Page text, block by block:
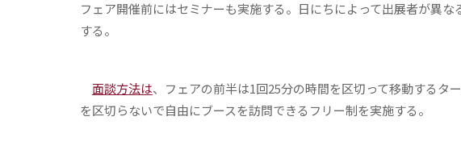
フェア開催前にはセミナーも実施する。日にちによって出展者が異な
する。
面談方法は、フェアの前半は1回25分の時間を区切って移動するタ
を区切らないで自由にブースを訪問できるフリー制を実施する。